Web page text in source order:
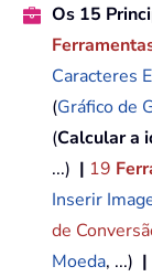
Os 15
Caracteres
(Gráfico de
(Calcular a
...) | 19
Inserir
de
Moeda, ...) |